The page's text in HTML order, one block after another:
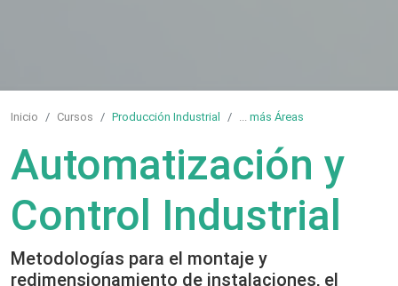
Inicio Cursos Producción Industrial ... más Áreas
Automatización y
Control Industrial
Metodologías para el montaje y
redimensionamiento de instalaciones, el